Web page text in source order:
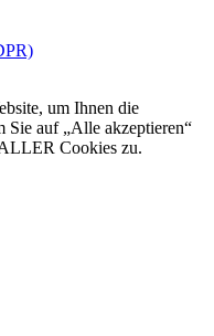
um Ihnen die
Sie auf „Alle akzeptieren“
Cookies zu.